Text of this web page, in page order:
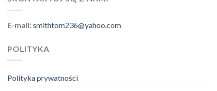
E-mail:smithtom236@yahoo.com
POLITYKA
Polityka prywatności